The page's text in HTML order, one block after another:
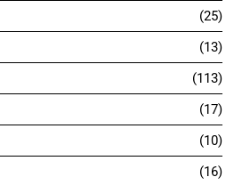
25
13
113
17
10
16